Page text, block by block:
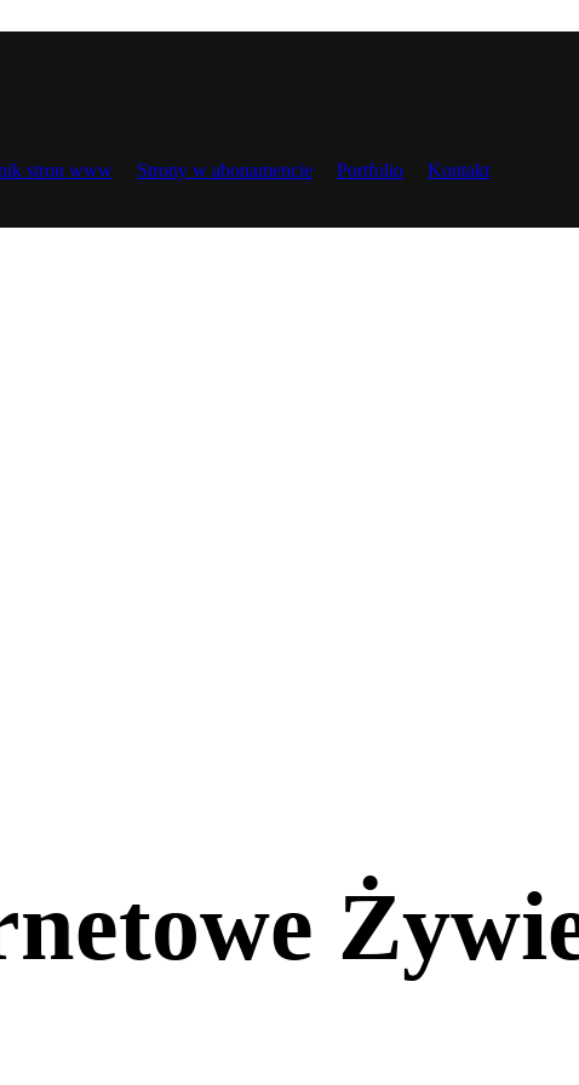
stron www Strony w abonamencie Portfolio Kontakt